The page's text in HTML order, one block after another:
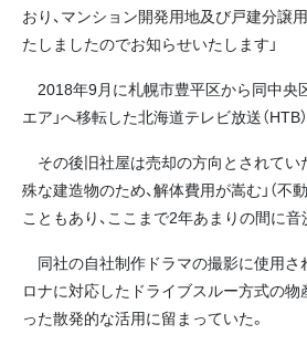
おり、マンション開発用地及び戸建分譲
たしましたのでお知らせいたします」
2018年9月に札幌市豊平区から同中央
エア」へ移転した北海道テレビ放送（HTB）
その後旧社屋は売却の方向とされてい
殊な建造物のため、解体費用が嵩む」（不
こともあり、ここまで2年あまりの間に音
同社の自社制作ドラマの撮影に使用さ
ロナに対応したドライブスルー方式の物
った散発的な活用に留まっていた。